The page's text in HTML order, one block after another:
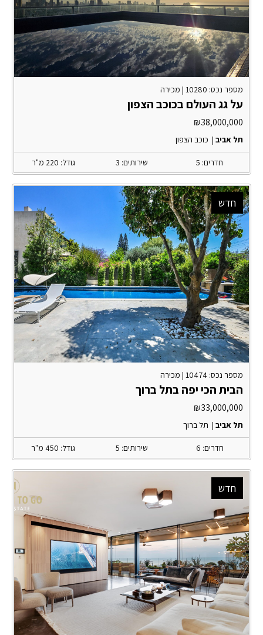
מספר נכס: 10280 | מכירה
על גג העולם בכוכב הצפון
₪38,000,000
תל אביב | כוכב הצפון
חדרים: 5 שירותים: 3 גודל: 220 מ"ר
חדש
מספר נכס: 10474 | מכירה
הבית הכי יפה בתל ברוך
₪33,000,000
תל אביב | תל ברוך
חדרים: 6 שירותים: 5 גודל: 450 מ"ר
חדש